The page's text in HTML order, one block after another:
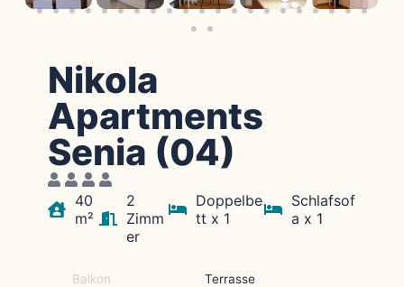
Nikola
Apartments
Senia (04)
40
m²
2
Zimm
er
Doppelbe
tt x 1
Schlafsof
a x 1
Balkon
Terrasse